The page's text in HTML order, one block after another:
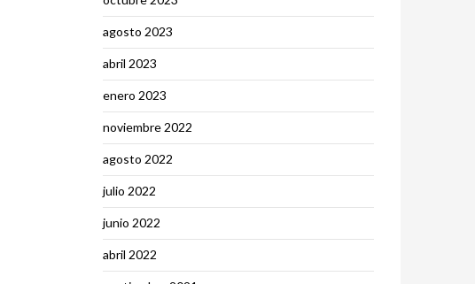
agosto 2023
abril 2023
enero 2023
noviembre 2022
agosto 2022
julio 2022
junio 2022
abril 2022